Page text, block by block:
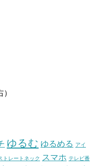
ゆるむ ゆるめる アイ
トレートネック スマホ テレビ番